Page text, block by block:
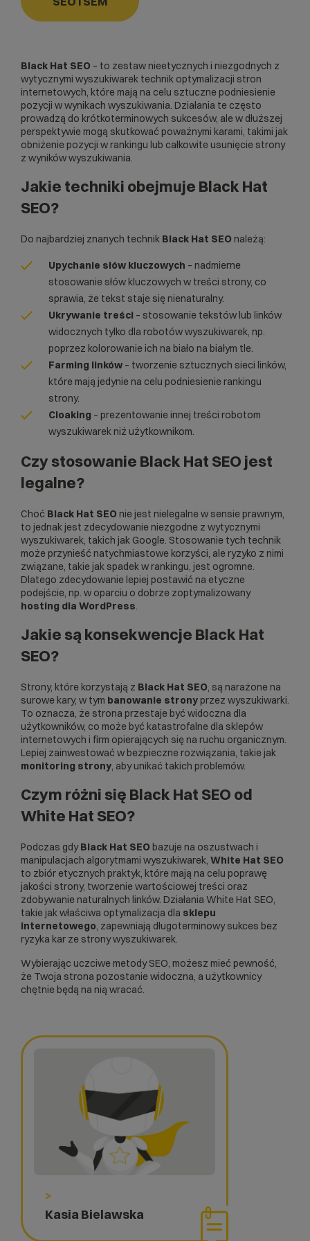
>
Kasia Bielawska
Black Hat SEO – to zestaw nieetycznych i niezgodnych z
wytycznymi wyszukiwarek technik optymalizacji stron
internetowych, które mają na celu sztuczne podniesienie
pozycji w wynikach wyszukiwania. Działania te często
prowadzą do krótkoterminowych sukcesów, ale w dłuższej
perspektywie mogą skutkować poważnymi karami, takimi jak
obniżenie pozycji w rankingu lub całkowite usunięcie strony
z wyników wyszukiwania.
Jakie techniki obejmuje Black Hat
SEO?
Do najbardziej znanych technik Black Hat SEO należą:
Upychanie słów kluczowych – nadmierne
stosowanie słów kluczowych w treści strony, co
sprawia, że tekst staje się nienaturalny.
Ukrywanie treści – stosowanie tekstów lub linków
widocznych tylko dla robotów wyszukiwarek, np.
poprzez kolorowanie ich na biało na białym tle.
Farming linków – tworzenie sztucznych sieci linków,
które mają jedynie na celu podniesienie rankingu
strony.
Cloaking – prezentowanie innej treści robotom
wyszukiwarek niż użytkownikom.
Czy stosowanie Black Hat SEO jest
legalne?
Choć Black Hat SEO nie jest nielegalne w sensie prawnym,
to jednak jest zdecydowanie niezgodne z wytycznymi
wyszukiwarek, takich jak Google. Stosowanie tych technik
może przynieść natychmiastowe korzyści, ale ryzyko z nimi
związane, takie jak spadek w rankingu, jest ogromne.
Dlatego zdecydowanie lepiej postawić na etyczne
podejście, np. w oparciu o dobrze zoptymalizowany
hosting dla WordPress.
Jakie są konsekwencje Black Hat
SEO?
Strony, które korzystają z Black Hat SEO, są narażone na
surowe kary, w tym banowanie strony przez wyszukiwarki.
To oznacza, że strona przestaje być widoczna dla
użytkowników, co może być katastrofalne dla sklepów
internetowych i firm opierających się na ruchu organicznym.
Lepiej zainwestować w bezpieczne rozwiązania, takie jak
monitoring strony, aby unikać takich problemów.
Czym różni się Black Hat SEO od
White Hat SEO?
Podczas gdyBlack Hat SEO bazuje na oszustwach i
manipulacjach algorytmami wyszukiwarek, White Hat SEO
to zbiór etycznych praktyk, które mają na celu poprawę
jakości strony, tworzenie wartościowej treści oraz
zdobywanie naturalnych linków. Działania White Hat SEO,
takie jak właściwa optymalizacja dla sklepu
internetowego, zapewniają długoterminowy sukces bez
ryzyka kar ze strony wyszukiwarek.
Wybierając uczciwe metody SEO, możesz mieć pewność,
że Twoja strona pozostanie widoczna, a użytkownicy
chętnie będą na nią wracać.